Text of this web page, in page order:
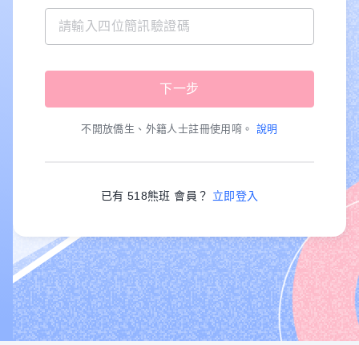
不開放僑生、外籍人士註冊使用唷。 說明
已有 518熊班 會員？ 立即登入